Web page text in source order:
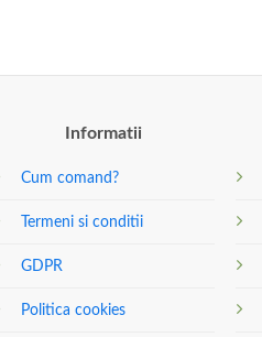
Informatii
Cum comand?
Termeni si conditii
GDPR
Politica cookies